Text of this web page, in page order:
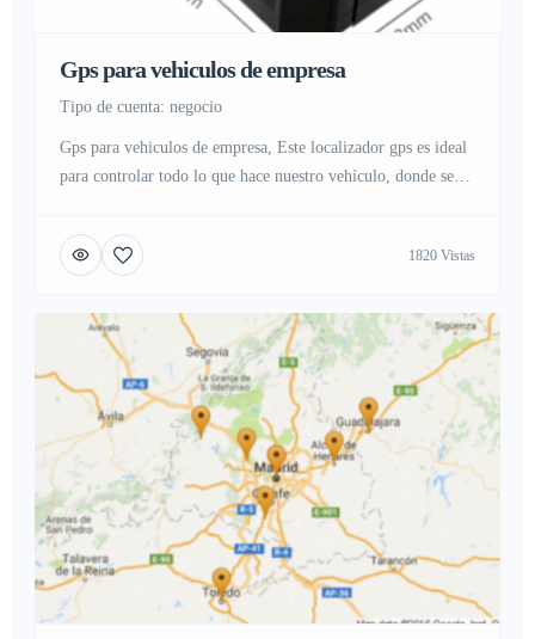
Gps para vehiculos de empresa
tipo de cuenta: negocio
Gps para vehiculos de empresa, Este localizador gps es ideal
para controlar todo lo que hace nuestro vehículo, donde se
al registro de posiciones gps, dispone de una batería para uso
continuado sin parar de hasta 7 días (100 horas), y en modo
1820 Vistas